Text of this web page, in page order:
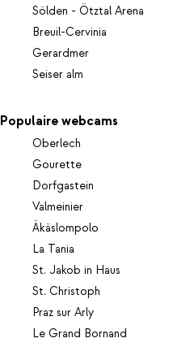
Sölden - Ötztal Arena
Breuil-Cervinia
Gerardmer
Seiser alm
Populaire webcams
Oberlech
Gourette
Dorfgastein
Valmeinier
Äkäslompolo
La Tania
St. Jakob in Haus
St. Christoph
Praz sur Arly
Le Grand Bornand